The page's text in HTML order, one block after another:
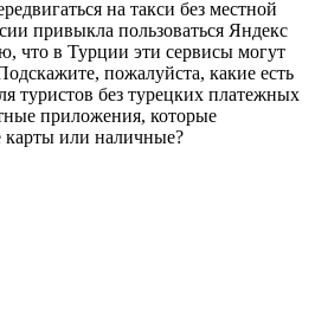
на такси без местной
привыкла пользоваться Яндекс
что в Турции эти сервисы могут
пожалуйста, какие есть
туристов без турецких платежных
приложения, которые
или наличные?